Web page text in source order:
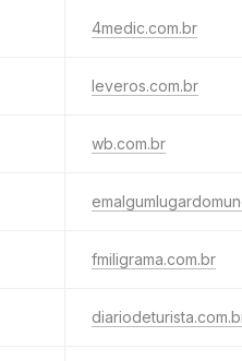
4medic.com.br
leveros.com.br
wb.com.br
fmiligrama.com.br